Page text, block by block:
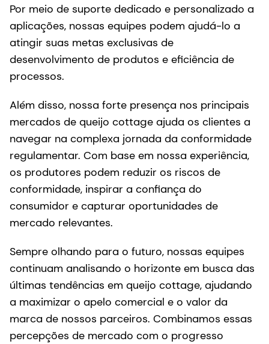
Por meio de suporte dedicado e personalizado a
aplicações, nossas equipes podem ajudá-lo a
atingir suas metas exclusivas de
desenvolvimento de produtos e eficiência de
processos.
Além disso, nossa forte presença nos principais
mercados de queijo cottage ajuda os clientes a
navegar na complexa jornada da conformidade
regulamentar. Com base em nossa experiência,
os produtores podem reduzir os riscos de
conformidade, inspirar a confiança do
consumidor e capturar oportunidades de
mercado relevantes.
Sempre olhando para o futuro, nossas equipes
continuam analisando o horizonte em busca das
últimas tendências em queijo cottage, ajudando
a maximizar o apelo comercial e o valor da
marca de nossos parceiros. Combinamos essas
percepções de mercado com o progresso